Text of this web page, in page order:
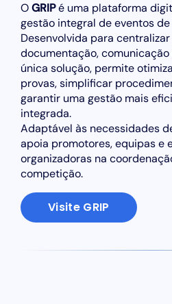
OGRIPé uma plataforma
gestão integral de eventos
Desenvolvida para
documentação,
única solução, permite
provas, simplificar
garantir uma gestão mais
integrada.
Adaptável às necessidades
apoia promotores, equipas e
organizadoras na
competição.
Visite GRIP